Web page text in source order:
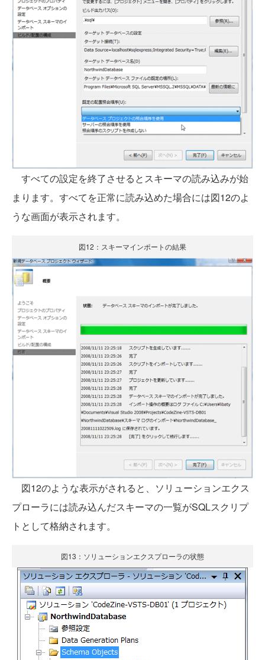
すべての設定を終了させるとスキーマの読み込みが始
まります。すべてを正常に読み込めた場合には図12のよ
うな画面が表示されます。
図12：スキーマインポートの結果
図12のような表示がされると、ソリューションエクス
プローラには読み込んだスキーマの一覧がSQLスクリプ
トとして格納されます。
図13：ソリューションエクスプローラの状態